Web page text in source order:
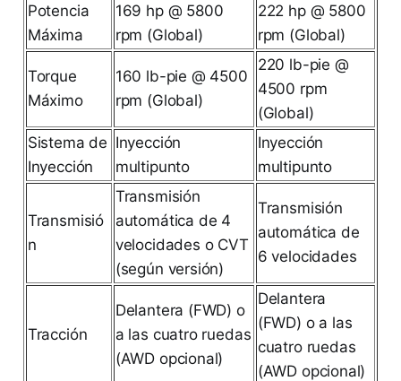
Potencia
Máxima
169 hp @ 5800
rpm (Global)
222 hp @ 5800
rpm (Global)
Torque
Máximo
160 lb-pie @ 4500
rpm (Global)
220 lb-pie @
4500 rpm
(Global)
Sistema de
Inyección
Inyección
multipunto
Inyección
multipunto
Transmisió
n
Transmisión
automática de 4
velocidades o CVT
(según versión)
Transmisión
automática de
6 velocidades
Tracción
Delantera (FWD) o
a las cuatro ruedas
(AWD opcional)
Delantera
(FWD) o a las
cuatro ruedas
(AWD opcional)